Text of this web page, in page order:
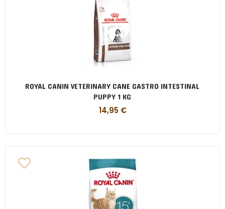
ROYAL CANIN VETERINARY CANE GASTRO INTESTINAL
PUPPY 1 KG
14,95 €